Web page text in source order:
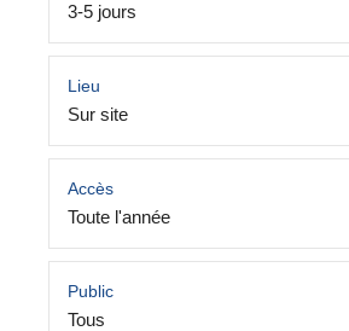
3-5 jours
Lieu
Sur site
Accès
Toute l'année
Public
Tous